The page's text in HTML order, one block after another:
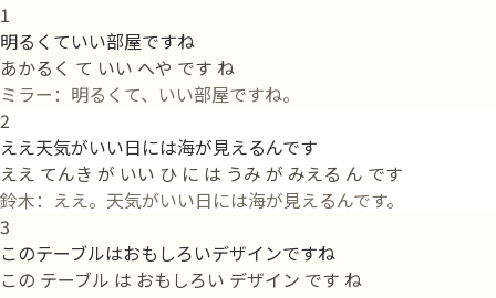
1
明るくていい部屋ですね
あかるく て いい へや です ね
ミラー：明るくて、いい部屋ですね。
2
ええ天気がいい日には海が見えるんです
ええ てんき が いい ひ に は うみ が みえる ん です
鈴木：ええ。天気がいい日には海が見えるんです。
3
このテーブルはおもしろいデザインですね
この テーブル は おもしろい デザイン です ね